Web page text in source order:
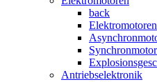
back
Elektromotoren
Antriebselektronik